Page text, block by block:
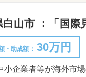
白山市 ：「国際
・助成額： 30万円
小企業者等が海外市